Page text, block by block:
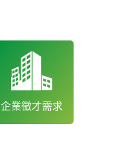
企業徵才需求